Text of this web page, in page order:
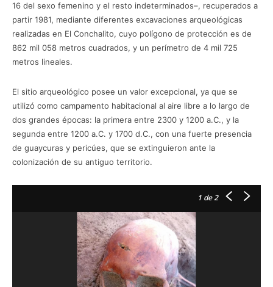
16 del sexo femenino y el resto indeterminados–, recuperados a
partir 1981, mediante diferentes excavaciones arqueológicas
realizadas en El Conchalito, cuyo polígono de protección es de
862 mil 058 metros cuadrados, y un perímetro de 4 mil 725
metros lineales.
El sitio arqueológico posee un valor excepcional, ya que se
utilizó como campamento habitacional al aire libre a lo largo de
dos grandes épocas: la primera entre 2300 y 1200 a.C., y la
segunda entre 1200 a.C. y 1700 d.C., con una fuerte presencia
de guaycuras y pericúes, que se extinguieron ante la
colonización de su antiguo territorio.
1 de 2